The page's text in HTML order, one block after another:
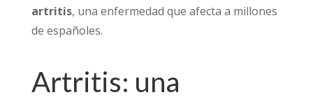
artritis, una enfermedad que afecta a millones
de españoles.
Artritis: una